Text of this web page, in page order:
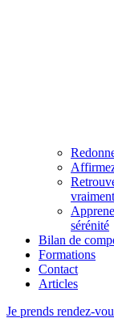
vraiment
sérénité
Bilan de
Formations
Contact
Articles
Je prends rendez-